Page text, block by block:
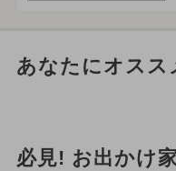
あなたにオスス
必見! お出かけ